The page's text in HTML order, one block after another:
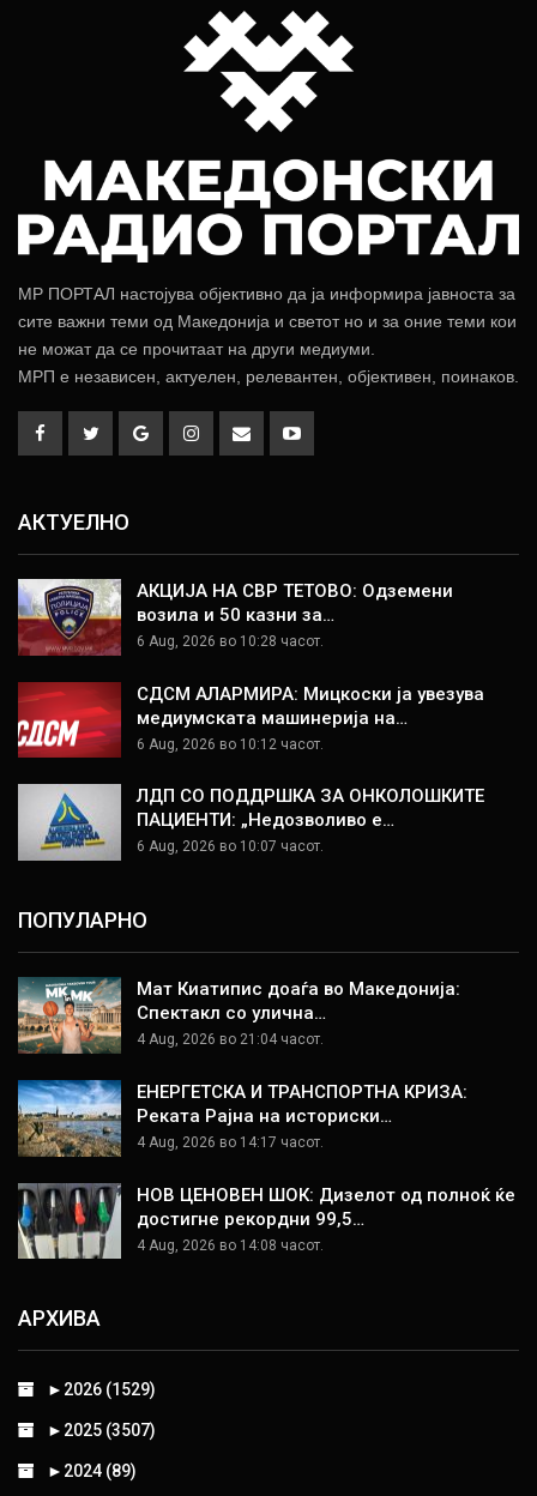
МР ПОРТАЛ настојува објективно да ја информира јавноста за
сите важни теми од Македонија и светот но и за оние теми кои
не можат да се прочитаат на други медиуми.
МРП е независен, актуелен, релевантен, објективен, поинаков.
АКТУЕЛНО
АКЦИЈА НА СВР ТЕТОВО: Одземени
возила и 50 казни за…
6 Aug, 2026 во 10:28 часот.
СДСМ АЛАРМИРА: Мицкоски ја увезува
медиумската машинерија на…
6 Aug, 2026 во 10:12 часот.
ЛДП СО ПОДДРШКА ЗА ОНКОЛОШКИТЕ
ПАЦИЕНТИ: „Недозволиво е…
6 Aug, 2026 во 10:07 часот.
ПОПУЛАРНО
Мат Киатипис доаѓа во Македонија:
Спектакл со улична…
4 Aug, 2026 во 21:04 часот.
ЕНЕРГЕТСКА И ТРАНСПОРТНА КРИЗА:
Реката Рајна на историски…
4 Aug, 2026 во 14:17 часот.
НОВ ЦЕНОВЕН ШОК: Дизелот од полноќ ќе
достигне рекордни 99,5…
4 Aug, 2026 во 14:08 часот.
АРХИВА
► 2026 (1529)
► 2025 (3507)
► 2024 (89)